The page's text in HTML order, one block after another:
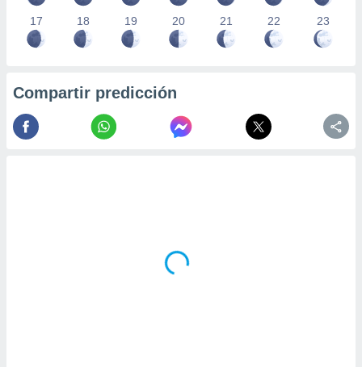
17 18 19 20 21 22 23
Compartir predicción